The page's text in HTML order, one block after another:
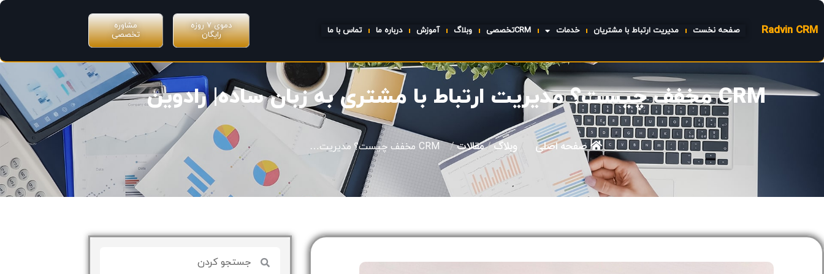
Radvin CRM صفحه نخست مدیریت ارتباط با مشتریان خدمات CRMتخصصی وبلاگ آموزش درباره ما تماس با ما
دموی ۷ روزه
رایگان
مشاوره
تخصصی
CRM مخفف چیست؟ مدیریت ارتباط با مشتری به زبان ساده| رادوین
صفحه اصلی وبلاگ/مقالات/ CRM مخفف چیست؟ مدیریت…